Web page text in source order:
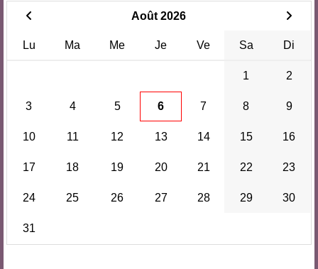
Août 2026
Lu Ma Me Je Ve Sa Di
1 2
3 4 5 6 7 8 9
10 11 12 13 14 15 16
17 18 19 20 21 22 23
24 25 26 27 28 29 30
31